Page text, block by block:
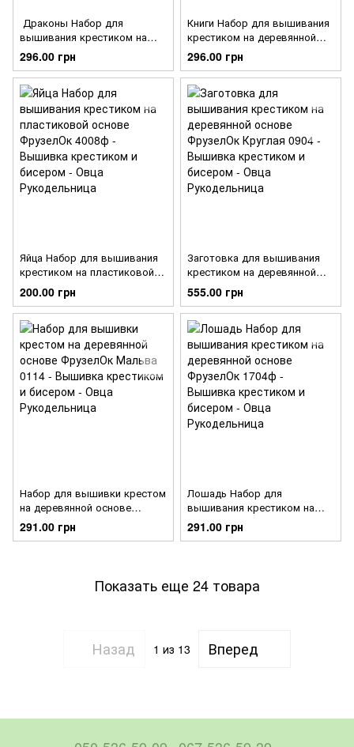
Драконы Набор для
вышивания крестиком на
деревянной основе
ФрузелОк 4003ф
296.00 грн
Книги Набор для вышивания
крестиком на деревянной
основе ФрузелОк 4001ф
296.00 грн
Яйца Набор для вышивания
крестиком на пластиковой
основе ФрузелОк 4008ф
200.00 грн
Заготовка для вышивания
крестиком на деревянной
основе ФрузелОк Круглая
0904
555.00 грн
Набор для вышивки крестом
на деревянной основе
ФрузелОк Мальва 0114
291.00 грн
Лошадь Набор для
вышивания крестиком на
деревянной основе
ФрузелОк 1704ф
291.00 грн
Показать еще 24 товара
Назад 1 из 13 Вперед